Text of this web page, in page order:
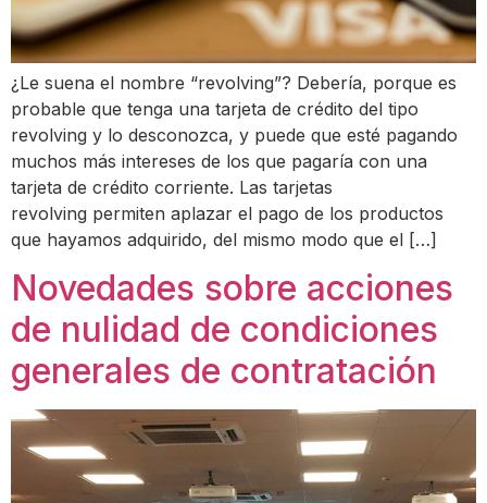
¿Le suena el nombre “revolving”? Debería, porque es
probable que tenga una tarjeta de crédito del tipo
revolving y lo desconozca, y puede que esté pagando
muchos más intereses de los que pagaría con una
tarjeta de crédito corriente. Las tarjetas
revolving permiten aplazar el pago de los productos
que hayamos adquirido, del mismo modo que el […]
Novedades sobre acciones
de nulidad de condiciones
generales de contratación